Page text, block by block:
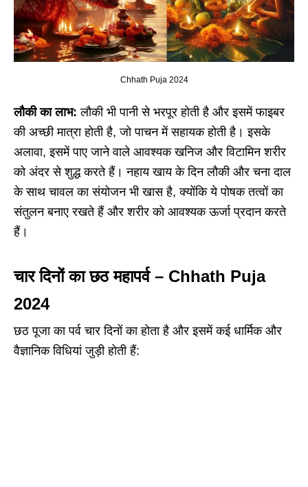
Chhath Puja 2024
लौकी का लाभ: लौकी भी पानी से भरपूर होती है और इसमें फाइबर
की अच्छी मात्रा होती है, जो पाचन में सहायक होती है। इसके
अलावा, इसमें पाए जाने वाले आवश्यक खनिज और विटामिन शरीर
को अंदर से शुद्ध करते हैं। नहाय खाय के दिन लौकी और चना दाल
के साथ चावल का संयोजन भी खास है, क्योंकि ये पोषक तत्वों का
संतुलन बनाए रखते हैं और शरीर को आवश्यक ऊर्जा प्रदान करते
हैं।
चार दिनों का छठ महापर्व – Chhath Puja
2024
छठ पूजा का पर्व चार दिनों का होता है और इसमें कई धार्मिक और
वैज्ञानिक विधियां जुड़ी होती हैं: